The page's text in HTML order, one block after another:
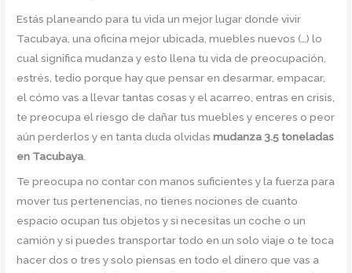
Estás planeando para tu vida un mejor lugar donde vivir
Tacubaya, una oficina mejor ubicada, muebles nuevos (…) lo
cual significa mudanza y esto llena tu vida de preocupación,
estrés, tedio porque hay que pensar en desarmar, empacar,
el cómo vas a llevar tantas cosas y el acarreo, entras en crisis,
te preocupa el riesgo de dañar tus muebles y enceres o peor
aún perderlos y en tanta duda olvidasmudanza 3.5 toneladas
en Tacubaya
Te preocupa no contar con manos suficientes y la fuerza para
mover tus pertenencias, no tienes nociones de cuanto
espacio ocupan tus objetos y si necesitas un coche o un
camión y si puedes transportar todo en un solo viaje o te toca
hacer dos o tres y solo piensas en todo el dinero que vas a